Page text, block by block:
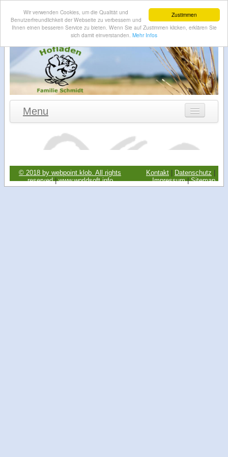
Zustimmen
Wir verwenden Cookies, um die Qualität und
Benutzerfreundlichkeit der Webseite zu verbessern und
Ihnen einen besseren Service zu bieten. Wenn Sie auf Zustimmen klicken, erklären Sie
sich damit einverstanden. Mehr Infos
Menu
Aktuelles
Hofladen
Angebot
© 2018 by webpoint.klob. All rights
reserved.|www.worldsoft.info
Kontakt | Datenschutz |
Impressum|Sitemap